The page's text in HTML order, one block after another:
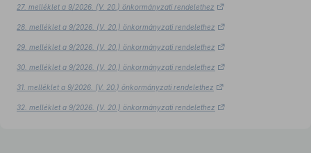
27. melléklet a 9/2026. (V. 20.) önkormányzati rendelethez
28. melléklet a 9/2026. (V. 20.) önkormányzati rendelethez
29. melléklet a 9/2026. (V. 20.) önkormányzati rendelethez
30. melléklet a 9/2026. (V. 20.) önkormányzati rendelethez
31. melléklet a 9/2026. (V. 20.) önkormányzati rendelethez
32. melléklet a 9/2026. (V. 20.) önkormányzati rendelethez